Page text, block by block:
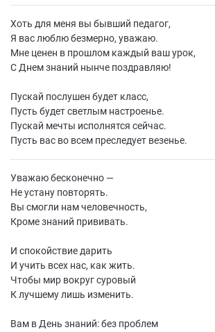
Хоть для меня вы бывший педагог,
Я вас люблю безмерно, уважаю.
Мне ценен в прошлом каждый ваш урок,
С Днем знаний нынче поздравляю!
Пускай послушен будет класс,
Пусть будет светлым настроенье.
Пускай мечты исполнятся сейчас.
Пусть вас во всем преследует везенье.
Уважаю бесконечно —
Не устану повторять.
Вы смогли нам человечность,
Кроме знаний прививать.
И спокойствие дарить
И учить всех нас, как жить.
Чтобы мир вокруг суровый
К лучшему лишь изменить.
Вам в День знаний: без проблем